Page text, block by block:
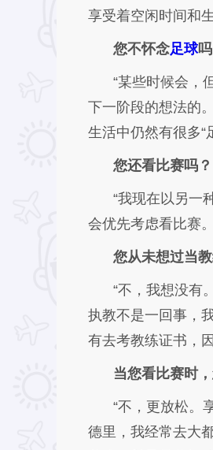
享受着空闲时间和
您不怀念足球
“某些时候会，
下一阶段的想法的
生活中仍然有很多“
您还看比赛吗？
“我现在以另一
会优先考虑看比赛
您从未想过当
“不，我想没有
执教不是一回事，
有去考教练证书，
当您看比赛时
“不，更放松。
德里，我经常去大